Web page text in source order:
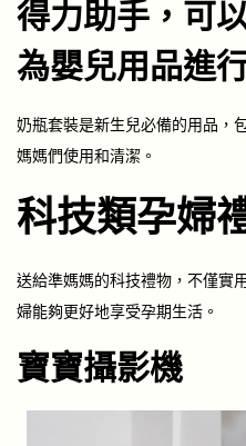
得力助手，可
為嬰兒用品進
奶瓶套裝是新生兒必備的用品，
媽媽們使用和清潔。
科技類孕婦
送給準媽媽的科技禮物，不僅實
婦能夠更好地享受孕期生活。
寶寶攝影機